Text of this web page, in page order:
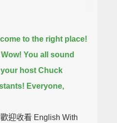
to the right place!
Wow! You all sound
your host Chuck
Everyone,
迎收看 English With